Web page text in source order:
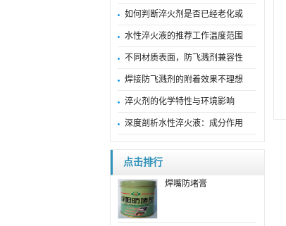
如何判断淬火剂是否已经老化或
水性淬火液的推荐工作温度范围
不同材质表面，防飞溅剂兼容性
焊接防飞溅剂的附着效果不理想
淬火剂的化学特性与环境影响
深度剖析水性淬火液：成分作用
点击排行
焊嘴防堵膏